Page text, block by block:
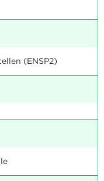
(ENSP2)